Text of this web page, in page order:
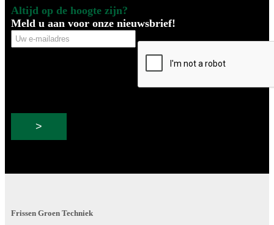
Altijd op de hoogte zijn?
Meld u aan voor onze nieuwsbrief!
Uw
e-
Frissen Groen Techniek